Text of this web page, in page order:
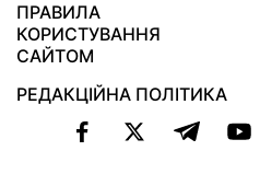
ПРАВИЛА
КОРИСТУВАННЯ
САЙТОМ
РЕДАКЦІЙНА ПОЛІТИКА